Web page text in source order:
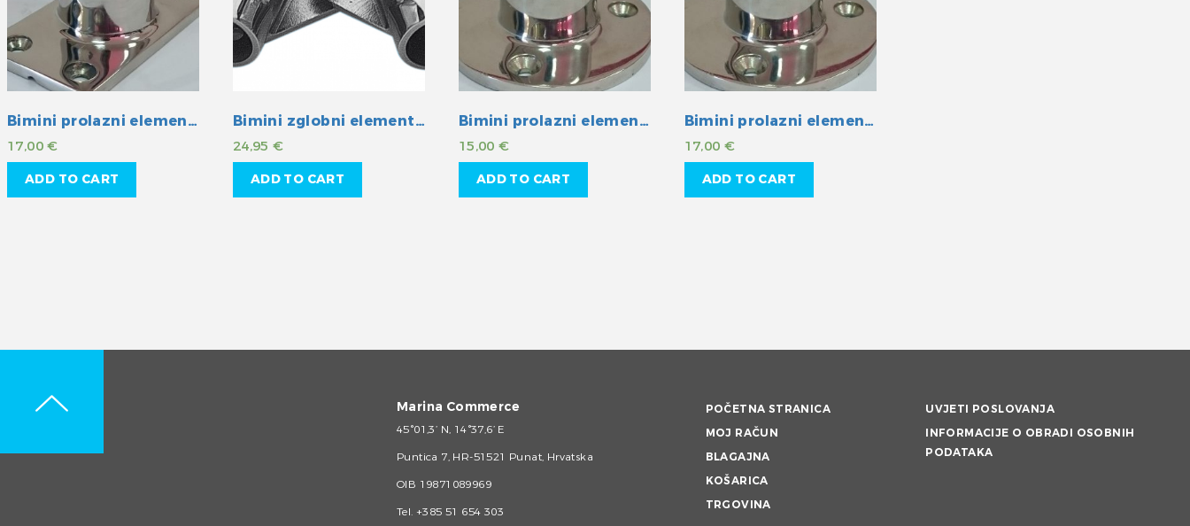
Bimini prolazni element INOX 25 mm
17,00€
ADD TO CART
Bimini zglobni element INOX 22 mm
24,95€
ADD TO CART
Bimini prolazni element INOX 22 mm
15,00€
ADD TO CART
Bimini prolazni element INOX 25 mm
17,00 €
ADD TO CART
Marina Commerce
45°01,3’ N, 14°37,6’ E
Puntica 7, HR-51521 Punat, Hrvatska
OIB 19871089969
Tel. +385 51 654 303
POČETNA STRANICA
MOJ RAČUN
BLAGAJNA
KOŠARICA
TRGOVINA
UVJETI POSLOVANJA
INFORMACIJE O OBRADI OSOBNIH
PODATAKA